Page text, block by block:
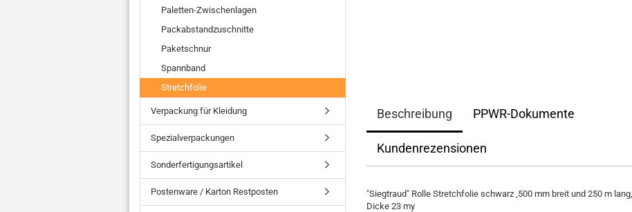
Beschreibung PPWR-Dokumente
Kundenrezensionen
"Siegtraud" Rolle Stretchfolie schwarz ,500 mm breit und 250 m lang,
Dicke 23 my
Paletten-Zwischenlagen
Packabstandzuschnitte
Paketschnur
Spannband
Stretchfolie
Verpackung für Kleidung
Spezialverpackungen
Sonderfertigungsartikel
Postenware / Karton Restposten